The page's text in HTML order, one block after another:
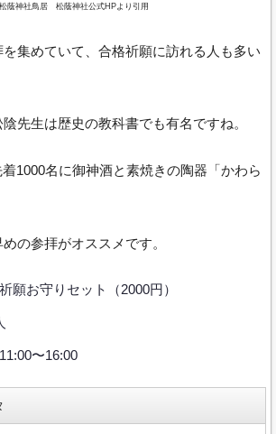
松蔭神社鳥居 松蔭神社公式HPより引用
集めていて、合格祈願に訪れる人も多い
先生は歴史の教科書でも有名ですね。
1000名に御神酒と素焼きの陶器「かわら
の参拝がオススメです。
願お守りセット（2000円）
〜16:00